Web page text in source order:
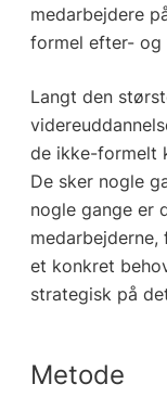
medarbejdere
formel efter- og
Langt den
de ikke-formelt
De sker nogle
nogle gange
et konkret
strategisk på
Metode